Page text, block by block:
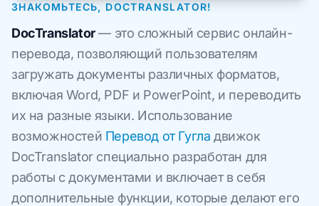
ЗНАКОМЬТЕСЬ, DOCTRANSLATOR!
DocTranslator— это сложный сервис онлайн-
перевода, позволяющий пользователям
загружать документы различных форматов,
включая Word, PDF и PowerPoint, и переводить
их на разные языки. Использование
возможностей Перевод от Гугла движок
DocTranslator специально разработан для
работы с документами и включает в себя
дополнительные функции, которые делают его